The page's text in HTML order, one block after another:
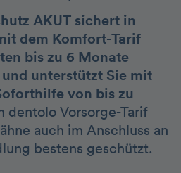
AKUT sichert in
dem Komfort-Tarif
bis zu 6 Monate
unterstützt Sie mit
von bis zu
dentolo Vorsorge-Tarif
auch im Anschluss an
bestens geschützt.